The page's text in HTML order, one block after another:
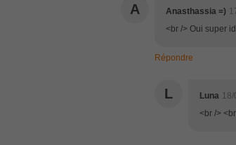
A Anasthassia =)
<br /> Oui super
Répondre
L Luna 18/
<br />